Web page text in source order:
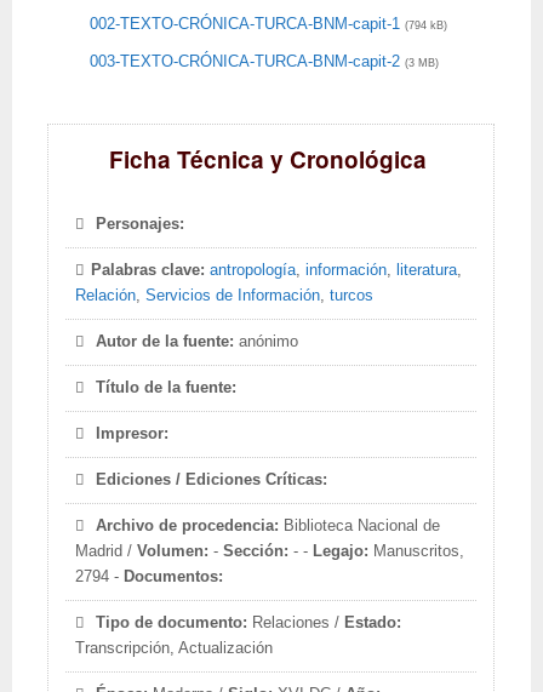
002-TEXTO-CRÓNICA-TURCA-BNM-capit-1 (794 kB)
003-TEXTO-CRÓNICA-TURCA-BNM-capit-2 (3 MB)
Ficha Técnica y Cronológica
Personajes:
Palabras clave:antropología,información, literatura,
Relación,Servicios de Información,turcos
Autor de la fuente: anónimo
Título de la fuente:
Impresor:
Ediciones / Ediciones Críticas:
Archivo de procedencia: Biblioteca Nacional de
Madrid /Volumen: -Sección: - - Legajo: Manuscritos,
2794 - Documentos:
Tipo de documento: Relaciones / Estado:
Transcripción, Actualización